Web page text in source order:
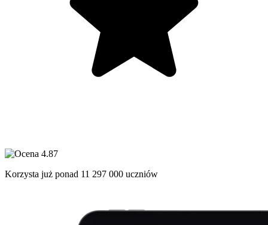
Korzysta już ponad 11 297 000 uczniów